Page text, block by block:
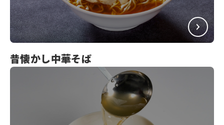
昔懐かし中華そば